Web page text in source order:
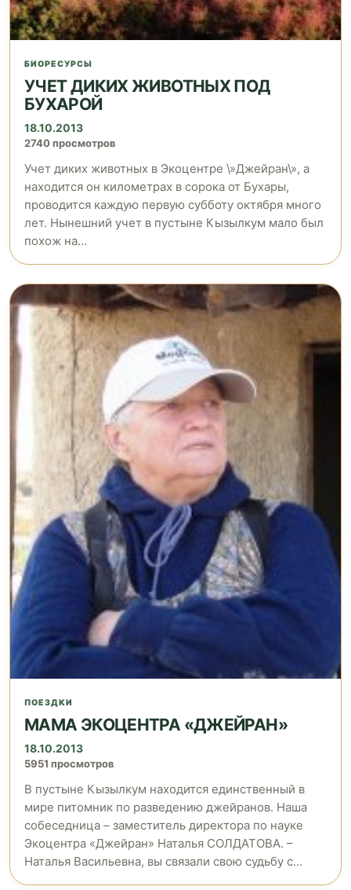
БИОРЕСУРСЫ
УЧЕТ ДИКИХ ЖИВОТНЫХ ПОД
БУХАРОЙ
18.10.2013
2740 просмотров
Учет диких животных в Экоцентре \»Джейран\», а
находится он километрах в сорока от Бухары,
проводится каждую первую субботу октября много
лет. Нынешний учет в пустыне Кызылкум мало был
похож на...
ПОЕЗДКИ
МАМА ЭКОЦЕНТРА «ДЖЕЙРАН»
18.10.2013
5951 просмотров
В пустыне Кызылкум находится единственный в
мире питомник по разведению джейранов. Наша
собеседница – заместитель директора по науке
Экоцентра «Джейран» Наталья СОЛДАТОВА. –
Наталья Васильевна, вы связали свою судьбу с...